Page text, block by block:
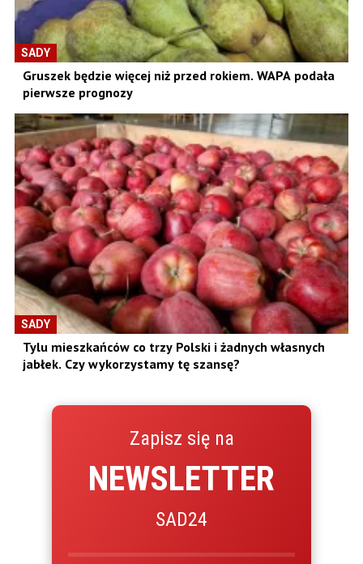
SADY
Gruszek będzie więcej niż przed rokiem. WAPA podała
pierwsze prognozy
SADY
Tylu mieszkańców co trzy Polski i żadnych własnych
jabłek. Czy wykorzystamy tę szansę?
Zapisz się na
NEWSLETTER
SAD24